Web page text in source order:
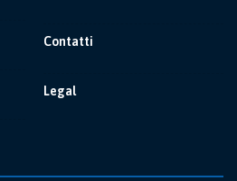
Contatti
Legal